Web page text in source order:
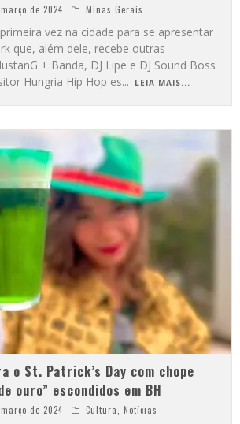
de 2024 Minas Gerais
vez na cidade para se apresentar
que, além dele, recebe outras
+ Banda, DJ Lipe e DJ Sound Boss
Hungria Hip Hop es... LEIA MAIS...
o St. Patrick’s Day com chope
ouro” escondidos em BH
de 2024 Cultura Notícias